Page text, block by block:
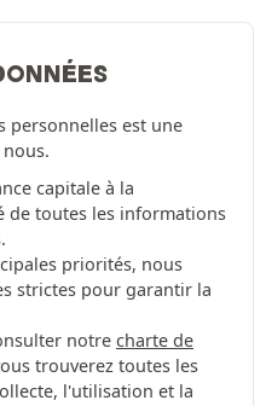
personnelles est une
capitale à la
de toutes les informations
priorités, nous
strictes pour garantir la
notre charte de
trouverez toutes les
l'utilisation et la